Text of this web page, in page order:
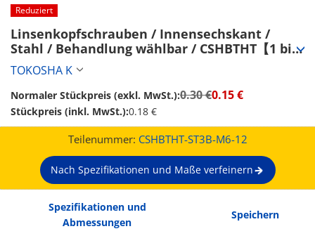
Reduziert
Linsenkopfschrauben / Innensechskant /
Stahl / Behandlung wählbar / CSHBTHT【1 bis
1,000 Stück】 (CSHBTHT-ST3B-M6-12)
TOKOSHA K
Normaler Stückpreis (exkl. MwSt.):0.30 €0.15 €
Stückpreis (inkl. MwSt.):0.18 €
Teilenummer: CSHBTHT-ST3B-M6-12
Nach Spezifikationen und Maße verfeinern
Spezifikationen und
Abmessungen
Speichern